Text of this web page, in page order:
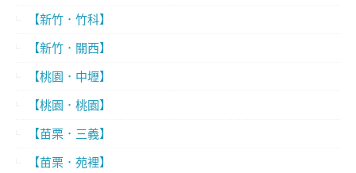
【新竹．竹科】
【新竹．關西】
【桃園．中壢】
【桃園．桃園】
【苗栗．三義】
【苗栗．苑裡】